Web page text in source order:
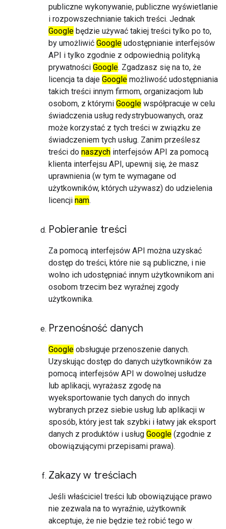
publiczne wykonywanie, publiczne wyświetlanie
i rozpowszechnianie takich treści. Jednak
Google będzie używać takiej treści tylko po to,
by umożliwić Google udostępnianie interfejsów
API i tylko zgodnie z odpowiednią polityką
prywatności Google. Zgadzasz się na to, że
licencja ta daje Google możliwość udostępniania
takich treści innym firmom, organizacjom lub
osobom, z którymi Google współpracuje w celu
świadczenia usług redystrybuowanych, oraz
może korzystać z tych treści w związku ze
świadczeniem tych usług. Zanim prześlesz
treści do naszych interfejsów API za pomocą
klienta interfejsu API, upewnij się, że masz
uprawnienia (w tym te wymagane od
użytkowników, których używasz) do udzielenia
licencji nam.
Pobieranie treści
Za pomocą interfejsów API można uzyskać
dostęp do treści, które nie są publiczne, i nie
wolno ich udostępniać innym użytkownikom ani
osobom trzecim bez wyraźnej zgody
użytkownika.
Przenośność danych
Google obsługuje przenoszenie danych.
Uzyskując dostęp do danych użytkowników za
pomocą interfejsów API w dowolnej usłudze
lub aplikacji, wyrażasz zgodę na
wyeksportowanie tych danych do innych
wybranych przez siebie usług lub aplikacji w
sposób, który jest tak szybki i łatwy jak eksport
danych z produktów i usług Google (zgodnie z
obowiązującymi przepisami prawa).
Zakazy w treściach
Jeśli właściciel treści lub obowiązujące prawo
nie zezwala na to wyraźnie, użytkownik
akceptuje, że nie będzie też robić tego w